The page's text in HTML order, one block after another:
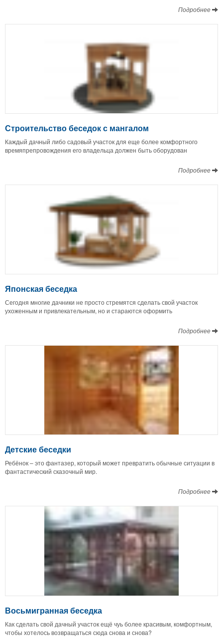
Подробнее
Строительство беседок с мангалом
Каждый дачный либо садовый участок для еще более комфортного
времяпрепровождения его владельца должен быть оборудован
Подробнее
Японская беседка
Сегодня многие дачники не просто стремятся сделать свой участок
ухоженным и привлекательным, но и стараются оформить
Подробнее
Детские беседки
Ребёнок – это фантазер, который может превратить обычные ситуации в
фантастический сказочный мир.
Подробнее
Восьмигранная беседка
Как сделать свой дачный участок ещё чуь более красивым, комфортным,
чтобы хотелось возвращаться сюда снова и снова?